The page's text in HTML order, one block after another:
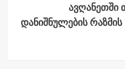
ავღანეთში
დანიშნულების